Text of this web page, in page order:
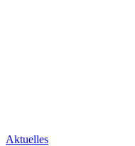
Aktuelles